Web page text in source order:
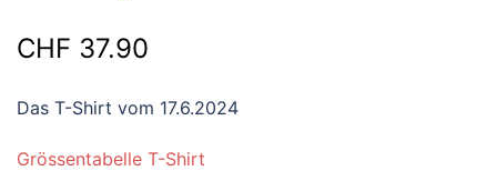
CHF 37.90
Das T-Shirt vom 17.6.2024
Grössentabelle T-Shirt